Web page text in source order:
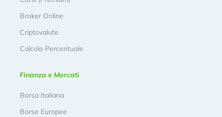
Broker Online
Criptovalute
Calcolo Percentuale
Finanza e Mercati
Borsa Italiana
Borse Europee